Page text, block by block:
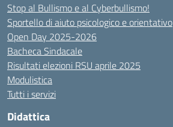
Stop al Bullismo e al Cyberbullismo!
Sportello di aiuto psicologico e orientativo
Open Day 2025-2026
Bacheca Sindacale
Risultati elezioni RSU aprile 2025
Modulistica
Tutti i servizi
Didattica